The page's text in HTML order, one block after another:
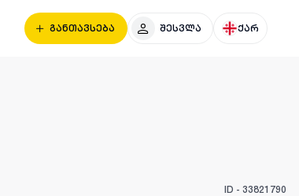
განთავსება შესვლა ქარ
ID - 33821790